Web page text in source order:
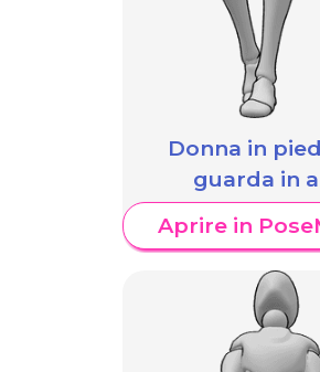
Donna in
guarda in
Aprire in